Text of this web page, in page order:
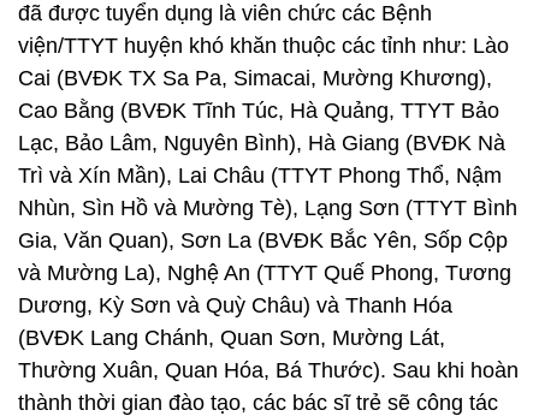
đã được tuyển dụng là viên chức các Bệnh
viện/TTYT huyện khó khăn thuộc các tỉnh như: Lào
Cai (BVĐK TX Sa Pa, Simacai, Mường Khương),
Cao Bằng (BVĐK Tĩnh Túc, Hà Quảng, TTYT Bảo
Lạc, Bảo Lâm, Nguyên Bình), Hà Giang (BVĐK Nà
Trì và Xín Mần), Lai Châu (TTYT Phong Thổ, Nậm
Nhùn, Sìn Hồ và Mường Tè), Lạng Sơn (TTYT Bình
Gia, Văn Quan), Sơn La (BVĐK Bắc Yên, Sốp Cộp
và Mường La), Nghệ An (TTYT Quế Phong, Tương
Dương, Kỳ Sơn và Quỳ Châu) và Thanh Hóa
(BVĐK Lang Chánh, Quan Sơn, Mường Lát,
Thường Xuân, Quan Hóa, Bá Thước). Sau khi hoàn
thành thời gian đào tạo, các bác sĩ trẻ sẽ công tác